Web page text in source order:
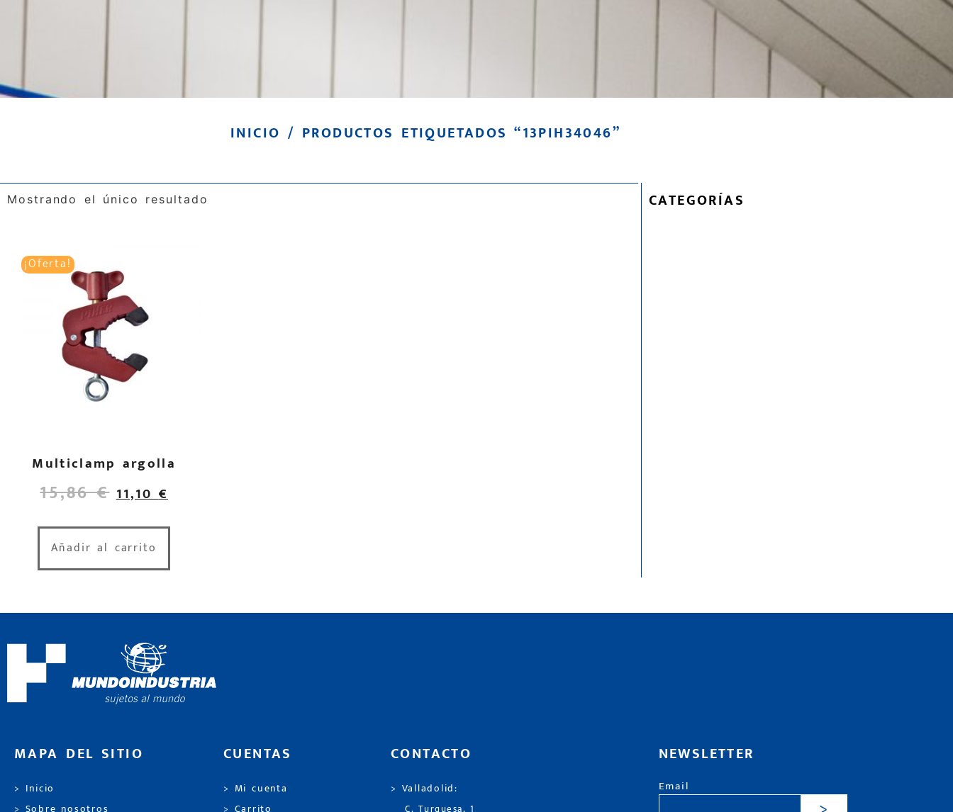
INICIO / PRODUCTOS ETIQUETADOS “13PIH34046”
Mostrando el único resultado
¡Oferta!
Multiclamp argolla
15,86€ 11,10€
Añadir al carrito
CATEGORÍAS
MAPA DEL SITIO
> Inicio
CUENTAS
> Mi cuenta
CONTACTO
> Valladolid:
NEWSLETTER
Email